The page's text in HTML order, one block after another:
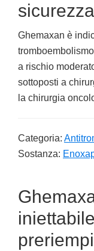
sicurezza
Ghemaxan è
a rischio
sottoposti a
la chirurgia
Categoria:
Sostanza: